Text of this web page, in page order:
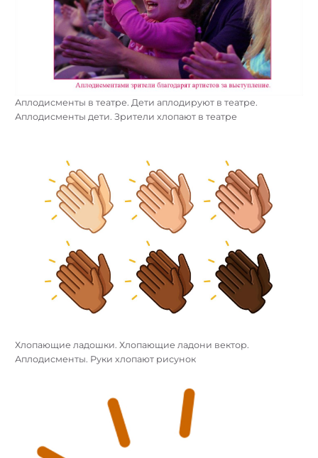
Аплодисменты в театре. Дети аплодируют в театре.
Аплодисменты дети. Зрители хлопают в театре
Хлопающие ладошки. Хлопающие ладони вектор.
Аплодисменты. Руки хлопают рисунок